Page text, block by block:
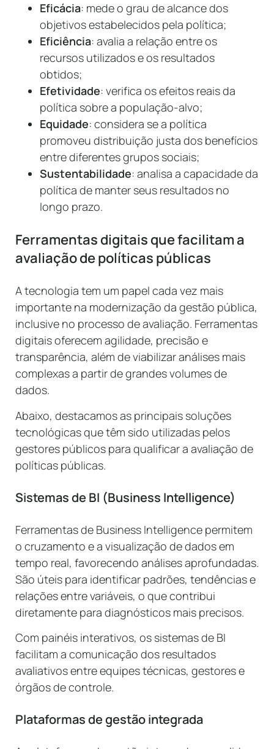
Eficácia: mede o grau de alcance dos
objetivos estabelecidos pela política;
Eficiência: avalia a relação entre os
recursos utilizados e os resultados
obtidos;
Efetividade: verifica os efeitos reais da
política sobre a população-alvo;
Equidade: considera se a política
promoveu distribuição justa dos benefícios
entre diferentes grupos sociais;
Sustentabilidade: analisa a capacidade da
política de manter seus resultados no
longo prazo.
Ferramentas digitais que facilitam a
avaliação de políticas públicas
A tecnologia tem um papel cada vez mais
importante na modernização da gestão pública,
inclusive no processo de avaliação. Ferramentas
digitais oferecem agilidade, precisão e
transparência, além de viabilizar análises mais
complexas a partir de grandes volumes de
dados.
Abaixo, destacamos as principais soluções
tecnológicas que têm sido utilizadas pelos
gestores públicos para qualificar a avaliação de
políticas públicas.
Sistemas de BI (Business Intelligence)
Ferramentas de Business Intelligence permitem
o cruzamento e a visualização de dados em
tempo real, favorecendo análises aprofundadas.
São úteis para identificar padrões, tendências e
relações entre variáveis, o que contribui
diretamente para diagnósticos mais precisos.
Com painéis interativos, os sistemas de BI
facilitam a comunicação dos resultados
avaliativos entre equipes técnicas, gestores e
órgãos de controle.
Plataformas de gestão integrada